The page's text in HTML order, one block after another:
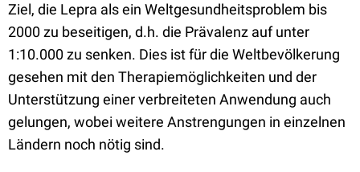
Ziel, die Lepra als ein Weltgesundheitsproblem bis
2000 zu beseitigen, d.h. die Prävalenz auf unter
1:10.000 zu senken. Dies ist für die Weltbevölkerung
gesehen mit den Therapiemöglichkeiten und der
Unterstützung einer verbreiteten Anwendung auch
gelungen, wobei weitere Anstrengungen in einzelnen
Ländern noch nötig sind.